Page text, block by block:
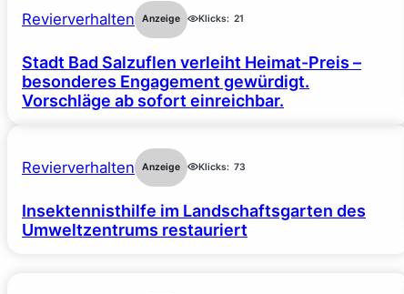
Revierverhalten Anzeige Klicks: 21
Stadt Bad Salzuflen verleiht Heimat-Preis –
besonderes Engagement gewürdigt.
Vorschläge ab sofort einreichbar.
Revierverhalten Anzeige Klicks: 73
Insektennisthilfe im Landschaftsgarten des
Umweltzentrums restauriert